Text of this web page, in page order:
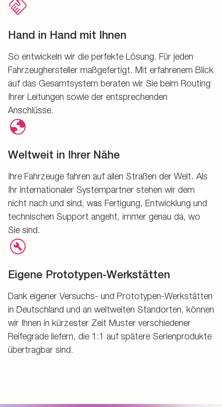
Hand in Hand mit Ihnen
So entwickeln wir die perfekte Lösung. Für jeden
Fahrzeughersteller maßgefertigt. Mit erfahrenem Blick
auf das Gesamtsystem beraten wir Sie beim Routing
Ihrer Leitungen sowie der entsprechenden
Anschlüsse.
Weltweit in Ihrer Nähe
Ihre Fahrzeuge fahren auf allen Straßen der Welt. Als
Ihr internationaler Systempartner stehen wir dem
nicht nach und sind, was Fertigung, Entwicklung und
technischen Support angeht, immer genau da, wo
Sie sind.
Eigene Prototypen-Werkstätten
Dank eigener Versuchs- und Prototypen-Werkstätten
in Deutschland und an weltweiten Standorten, können
wir Ihnen in kürzester Zeit Muster verschiedener
Reifegrade liefern, die 1:1 auf spätere Serienprodukte
übertragbar sind.